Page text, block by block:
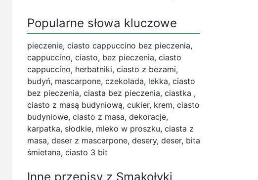
Popularne słowa kluczowe
pieczenie, ciasto cappuccino bez pieczenia,
cappuccino, ciasto, bez pieczenia, ciasto
cappuccino, herbatniki, ciasto z bezami,
budyń, mascarpone, czekolada, lekka, ciasto
bez pieczenia, ciasta bez pieczenia, ciastka ,
ciasto z masą budyniową, cukier, krem, ciasto
budyniowe, ciasto z masa, dekoracje,
karpatka, słodkie, mleko w proszku, ciasta z
masa, deser z mascarpone, desery, deser, bita
śmietana, ciasto 3 bit
Inne przepisy z Smakołyki